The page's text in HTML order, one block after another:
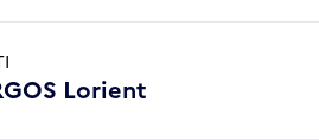
Lorient